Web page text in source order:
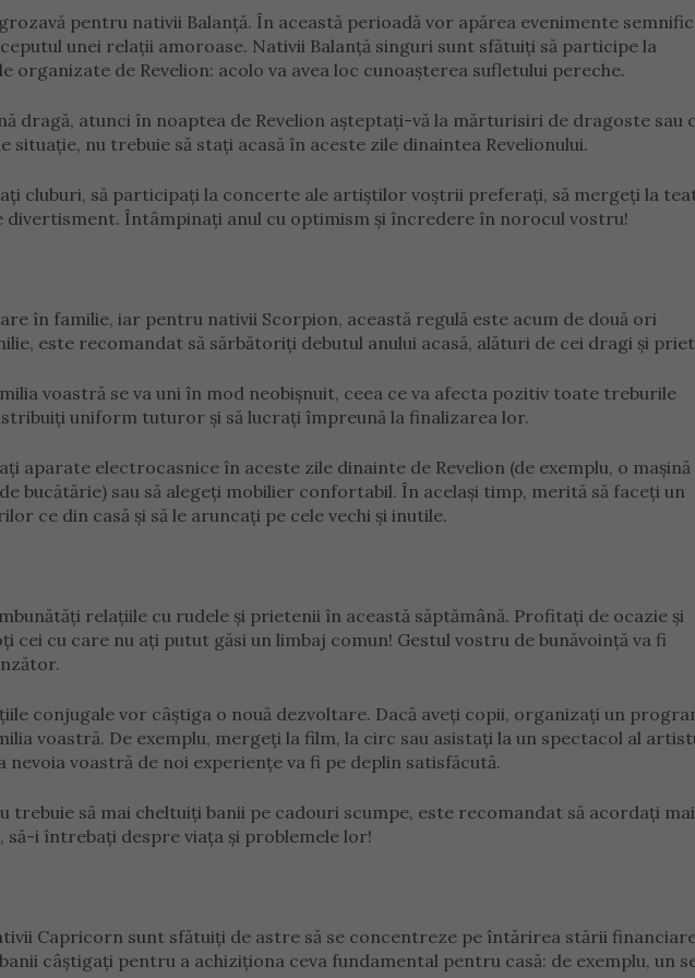
pentru nativii Balanță. În această perioadă vor apărea evenimente
unei relații amoroase. Nativii Balanță singuri sunt sfătuiți să participe la
organizate de Revelion: acolo va avea loc cunoașterea sufletului pereche.
dragă, atunci în noaptea de Revelion așteptați-vă la mărturisiri de dragoste sau
situație, nu trebuie să stați acasă în aceste zile dinaintea Revelionului.
cluburi, să participați la concerte ale artiștilor voștrii preferați, să mergeți la
divertisment. Întâmpinați anul cu optimism și încredere în norocul vostru!
în familie, iar pentru nativii Scorpion, această regulă este acum de două ori
este recomandat să sărbătoriți debutul anului acasă, alături de cei dragi și
voastră se va uni în mod neobișnuit, ceea ce va afecta pozitiv toate treburile
uniform tuturor și să lucrați împreună la finalizarea lor.
aparate electrocasnice în aceste zile dinainte de Revelion (de exemplu, o mașină
bucătărie) sau să alegeți mobilier confortabil. În același timp, merită să faceți un
ce din casă și să le aruncați pe cele vechi și inutile.
relațiile cu rudele și prietenii în această săptămână. Profitați de ocazie și
cei cu care nu ați putut găsi un limbaj comun! Gestul vostru de bunăvoință va fi
conjugale vor câștiga o nouă dezvoltare. Dacă aveți copii, organizați un
voastră. De exemplu, mergeți la film, la circ sau asistați la un spectacol al
voastră de noi experiențe va fi pe deplin satisfăcută.
trebuie să mai cheltuiți banii pe cadouri scumpe, este recomandat să acordați mai
i întrebați despre viața și problemele lor!
Capricorn sunt sfătuiți de astre să se concentreze pe întărirea stării
câștigați pentru a achiziționa ceva fundamental pentru casă: de exemplu, un